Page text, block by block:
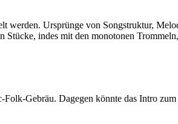
werden. Ursprünge von Songstruktur,
indes mit den monotonen
Gebräu. Dagegen könnte das Intro zum